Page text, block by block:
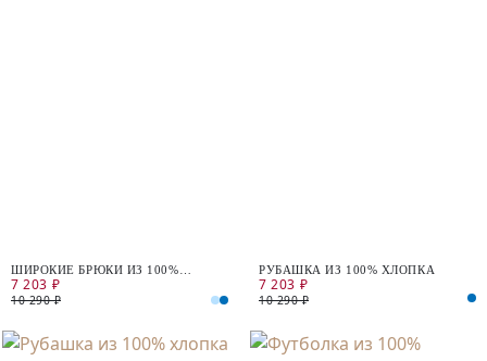
ШИРОКИЕ БРЮКИ ИЗ 100%
ХЛОПКА
7 203 ₽
10 290 ₽
РУБАШКА ИЗ 100% ХЛОПКА
7 203 ₽
10 290 ₽